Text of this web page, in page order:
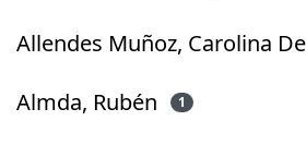
Allendes Muñoz, Carolina
Almda, Rubén 1